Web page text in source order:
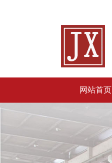
网站首页